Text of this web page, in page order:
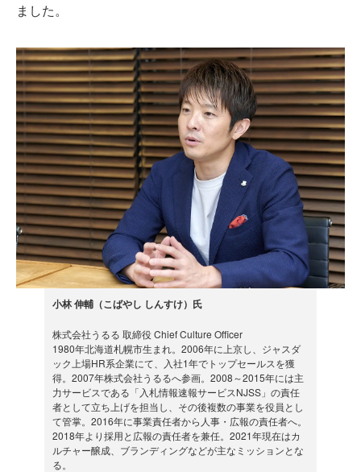
ました。
小林 伸輔（こばやし しんすけ）氏
株式会社うるる 取締役 Chief Culture Officer
1980年北海道札幌市生まれ。2006年に上京し、ジャスダ
ック上場HR系企業にて、入社1年でトップセールスを獲
得。2007年株式会社うるるへ参画。2008～2015年には主
力サービスである「入札情報速報サービスNJSS」の責任
者として立ち上げを担当し、その後複数の事業を役員とし
て管掌。2016年に事業責任者から人事・広報の責任者へ。
2018年より採用と広報の責任者を兼任。2021年現在はカ
ルチャー醸成、ブランディングなどが主なミッションとな
る。